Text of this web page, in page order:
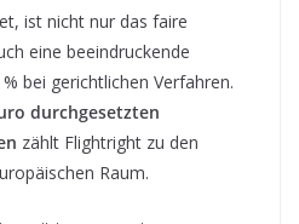
ist nicht nur das faire
eine beeindruckende
bei gerichtlichen Verfahren.
durchgesetzten
zählt Flightright zu den
Raum.